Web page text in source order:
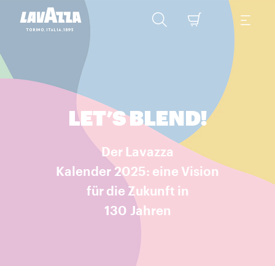
LET’S BLEND!
Der Lavazza
Kalender 2025: eine Vision
für die Zukunft in
130 Jahren